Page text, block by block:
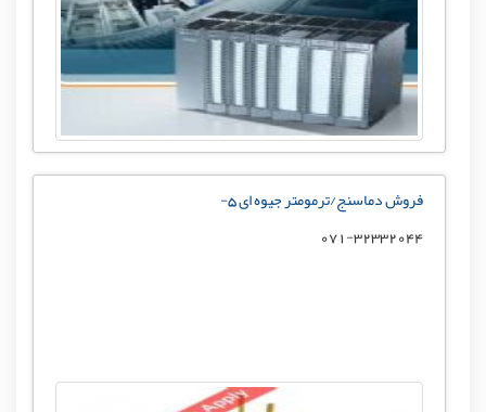
فروش دماسنج/ترمومتر جیوه ای 5-
071-32332044